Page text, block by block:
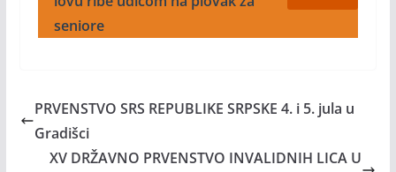
seniore
PRVENSTVO SRS REPUBLIKE SRPSKE 4. i 5. jula u
Gradišci
XV DRŽAVNO PRVENSTVO INVALIDNIH LICA U